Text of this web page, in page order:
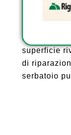
Lasciare
superficie
di
serbatoio